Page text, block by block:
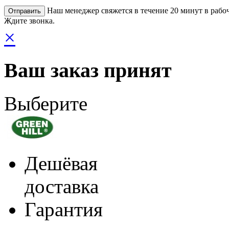
Наш менеджер свяжется в течение 20 минут в
Ждите звонка.
×
Ваш заказ принят
Выберите
Дешёвая
доставка
Гарантия